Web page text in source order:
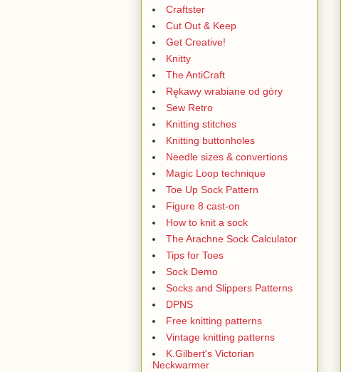
Craftster
Cut Out & Keep
Get Creative!
Knitty
The AntiCraft
Rękawy wrabiane od góry
Sew Retro
Knitting stitches
Knitting buttonholes
Needle sizes & convertions
Magic Loop technique
Toe Up Sock Pattern
Figure 8 cast-on
How to knit a sock
The Arachne Sock Calculator
Tips for Toes
Sock Demo
Socks and Slippers Patterns
DPNS
Free knitting patterns
Vintage knitting patterns
K.Gilbert's Victorian
Neckwarmer